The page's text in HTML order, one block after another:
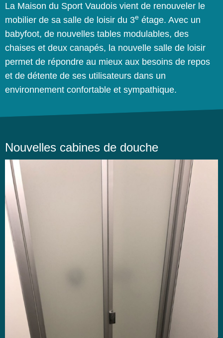
La Maison du Sport Vaudois vient de renouveler le
mobilier de sa salle de loisir du 3e étage. Avec un
babyfoot, de nouvelles tables modulables, des
chaises et deux canapés, la nouvelle salle de loisir
permet de répondre au mieux aux besoins de repos
et de détente de ses utilisateurs dans un
environnement confortable et sympathique.
Nouvelles cabines de douche